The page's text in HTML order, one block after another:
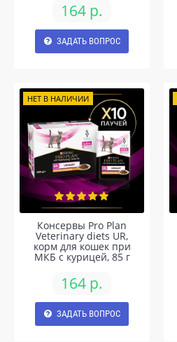
164 р.
ЗАДАТЬ ВОПРОС
НЕТ В НАЛИЧИИ
Консервы Pro Plan
Veterinary diets UR,
корм для кошек при
МКБ c курицей, 85 г
164 р.
ЗАДАТЬ ВОПРОС